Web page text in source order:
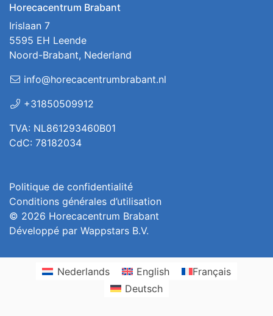
Horecacentrum Brabant
Irislaan 7
5595 EH Leende
Noord-Brabant, Nederland
info@horecacentrumbrabant.nl
+31850509912
TVA: NL861293460B01
CdC: 78182034
Politique de confidentialité
Conditions générales d’utilisation
© 2026 Horecacentrum Brabant
Développé par Wappstars B.V.
Nederlands English
Français
Deutsch